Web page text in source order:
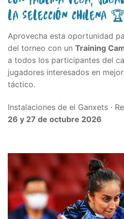
LA SELECCIÓN CHILENA 🏆
Aprovecha esta oportunidad
del torneo con un Training
a todos los participantes del
jugadores interesados en
táctico.
Instalaciones de el Ganxets ·
26 y 27 de octubre 2026